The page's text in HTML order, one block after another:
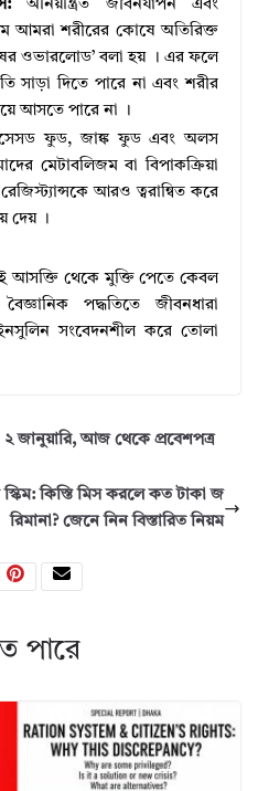
অনিয়ন্ত্রিত জীবনযাপন এবং
আমরা শরীরের কোষে অতিরিক্ত
ওভারলোড’ বলা হয়
। এর ফলে
সাড়া দিতে পারে না এবং শরীর
আসতে পারে না
।
ফুড, জাঙ্ক ফুড এবং অলস
মেটাবলিজম বা বিপাকক্রিয়া
আরও ত্বরান্বিত করে
দেয় ।
আসক্তি থেকে মুক্তি পেতে কেবল
পদ্ধতিতে জীবনধারা
সংবেদনশীল করে তোলা
২ জানুয়ারি, আজ থেকে প্রবেশপত্র
স্কিম: কিস্তি মিস করলে কত টাকা জ
রিমানা? জেনে নিন বিস্তারিত নিয়ম
পারে